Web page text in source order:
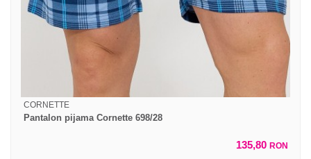
CORNETTE
Pantalon pijama Cornette 698/28
135,80 RON